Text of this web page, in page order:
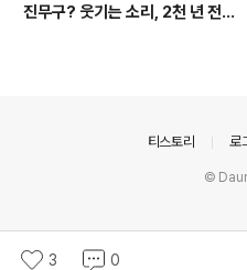
진무구? 웃기는 소리, 2천 년 전에
3 0
티스토리 로
©